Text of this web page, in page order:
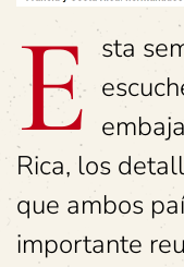
E sta
Rica, los
que ambos
importante